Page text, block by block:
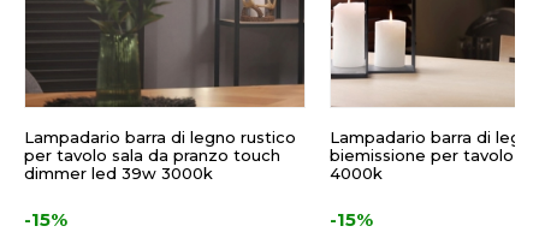
Lampadario barra di legno rustico
per tavolo sala da pranzo touch
dimmer led 39w 3000k
-15%
Lampadario barra di
biemissione per tavolo
4000k
-15%